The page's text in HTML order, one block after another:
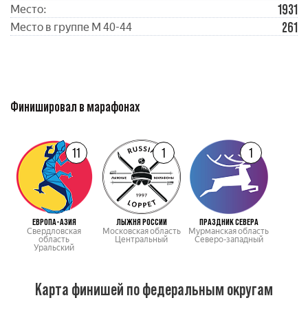
Место: 1931
Место в группе М 40-44 261
Финишировал в марафонах
11
ЕВРОПА-АЗИЯ
Свердловская
область
Уральский
1
ЛЫЖНЯ РОССИИ
Московская область
Центральный
1
ПРАЗДНИК СЕВЕРА
Мурманская область
Северо-западный
Карта финишей по федеральным округам